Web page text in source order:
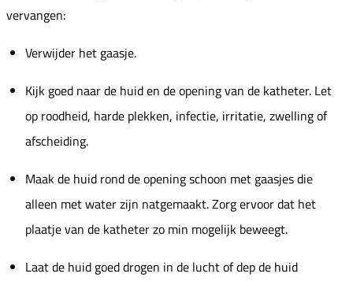
vervangen:
Verwijder het gaasje.
Kijk goed naar de huid en de opening van de katheter. Let
op roodheid, harde plekken, infectie, irritatie, zwelling of
afscheiding.
Maak de huid rond de opening schoon met gaasjes die
alleen met water zijn natgemaakt. Zorg ervoor dat het
plaatje van de katheter zo min mogelijk beweegt.
Laat de huid goed drogen in de lucht of dep de huid